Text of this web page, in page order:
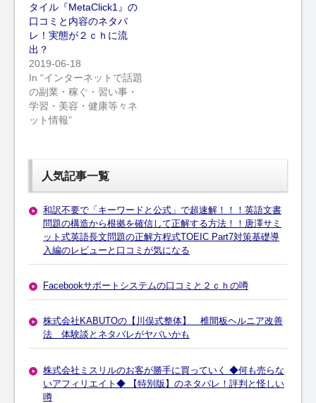
タイル『MetaClick1』の
口コミと内容のネタバ
レ！実態が２ｃｈに流
出？
2019-06-18
In “インターネットで話題
の副業・稼ぐ・習い事・
学習・美容・健康等々ネ
ット情報”
人気記事一覧
和訳不要で「キーワードと公式」で超速解！！！英語文書
問題の構造から根拠を確信して正解する方法！！唐澤サミ
ット式英語長文問題の正解方程式TOEIC Part7対策基礎導
入編のレビューと口コミが気になる
Facebookサポートシステムの口コミと２ｃｈの噂
株式会社KABUTOの【川俣式整体】 椎間板ヘルニア改善
法 体験談とネタバレがヤバいかも
株式会社ミスリルのお客が勝手に買っていく ◆何も売らな
いアフィリエイト◆ 【特別版】のネタバレ！評判と怪しい
噂